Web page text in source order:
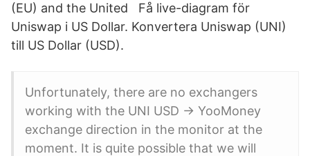
(EU) and the United Få live-diagram för
Uniswap i US Dollar. Konvertera Uniswap (UNI)
till US Dollar (USD).
Unfortunately, there are no exchangers
working with the UNI USD → YooMoney
exchange direction in the monitor at the
moment. It is quite possible that we will